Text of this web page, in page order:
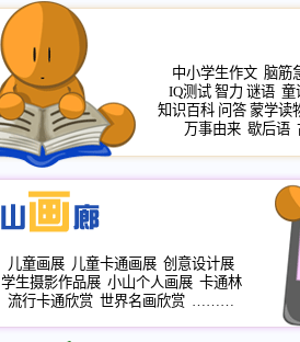
中小学生作文 脑筋
IQ测试 智力 谜语 童
知识百科 问答 蒙学读
万事由来 歇后语
儿童画展 儿童卡通画展 创意设计展
学生摄影作品展 小山个人画展 卡通林
流行卡通欣赏 世界名画欣赏 ………